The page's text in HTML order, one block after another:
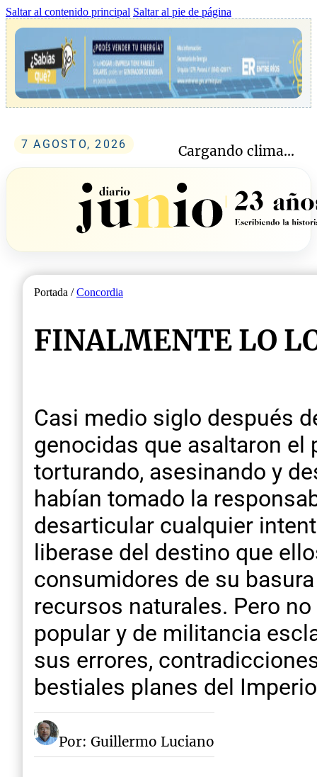
Saltar al contenido principal Saltar al pie de página
7 AGOSTO, 2026 Cargando clima...
Portada /Concordia
FINALMENTE LO
Casi medio siglo después
genocidas que asaltaron el
torturando, asesinando y
habían tomado la
desarticular cualquier
liberase del destino que
consumidores de su
recursos naturales. Pero
popular y de militancia
sus errores,
bestiales planes del
Por: Guillermo Luciano